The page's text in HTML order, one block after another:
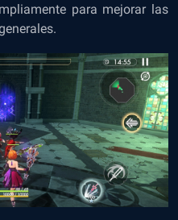
para mejorar las